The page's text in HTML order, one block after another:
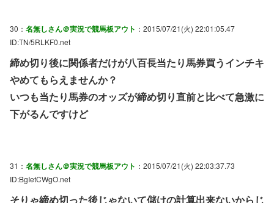
30： 名無しさん＠実況で競馬板アウト ：2015/07/21(火) 22:01:05.47
ID:TN/5RLKF0.net
締め切り後に関係者だけが八百長当たり馬券買うインチキ
やめてもらえませんか？
いつも当たり馬券のオッズが締め切り直前と比べて急激に
下がるんですけど
31： 名無しさん＠実況で競馬板アウト ：2015/07/21(火) 22:03:37.73
ID:BgIetCWgO.net
そりゃ締め切った後じゃないて儲けの計算出来ないからじ